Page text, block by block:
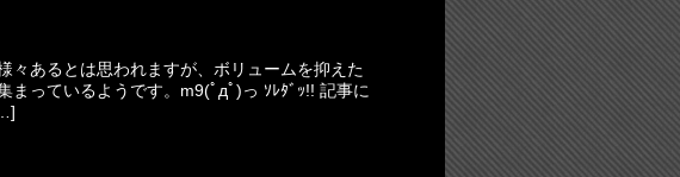
々あるとは思われますが、ボリュームを抑えた
っているようです。m9(ﾟдﾟ)っ ｿﾚﾀﾞｯ!! 記事に